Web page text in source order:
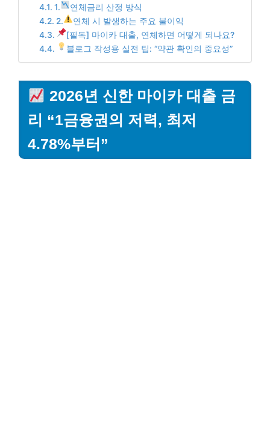
1.
연체금리 산정 방식
2.
연체 시 발생하는 주요 불이익
[필독] 마이카 대출, 연체하면 어떻게 되나요?
블로그 작성용 실전 팁: “약관 확인의 중요성”
2026년 신한 마이카 대출 금
리 “1금융권의 저력, 최저
4.78%부터”